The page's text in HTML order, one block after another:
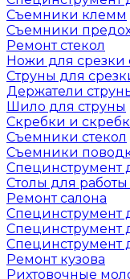
Съемники клемм
Съемники
Ремонт стекол
Ножи для срезки
Струны для
Держатели
Шило для струны
Скребки и
Съемники стекол
Съемники
Специнструмент
Столы для работы
Ремонт салона
Специнструмент
Специнструмент
Специнструмент
Ремонт кузова
Рихтовочные